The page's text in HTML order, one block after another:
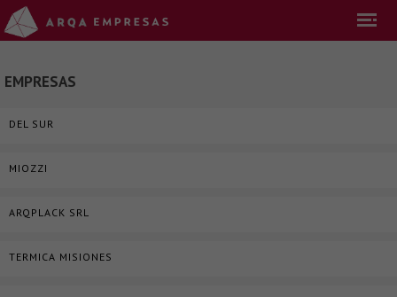
EMPRESAS
DEL SUR
MIOZZI
ARQPLACK SRL
TERMICA MISIONES